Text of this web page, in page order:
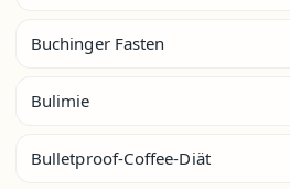
Buchinger Fasten
Bulimie
Bulletproof-Coffee-Diät